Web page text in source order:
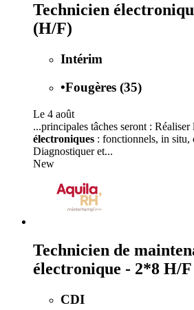
Technicien
(H/F)
Intérim
•Fougères (35)
Le 4 août
...principales tâches seront : Réaliser
électroniques : fonctionnels, in situ,
Diagnostiquer et...
New
Technicien de
électronique - 2*8 H/F
CDI